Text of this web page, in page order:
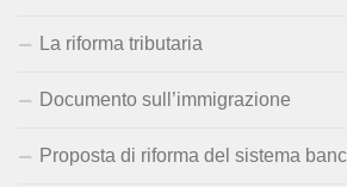
La riforma tributaria
Documento sull’immigrazione
Proposta di riforma del sistema